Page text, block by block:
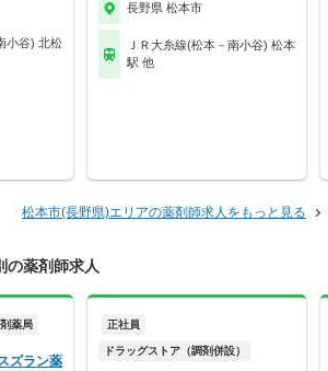
小谷) 北松
長野県 松本市
ＪＲ大糸線(松本－南小谷) 松本
駅 他
松本市(長野県)エリアの薬剤師求人をもっと見る
の薬剤師求人
薬局
ズラン薬
正社員
ドラッグストア（調剤併設）